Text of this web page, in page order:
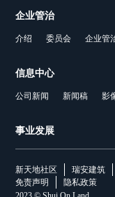
企业管治
介绍 委员会 企业管
信息中心
公司新闻 新闻稿 影
事业发展
新天地社区 瑞安建筑
免责声明
隐私政策